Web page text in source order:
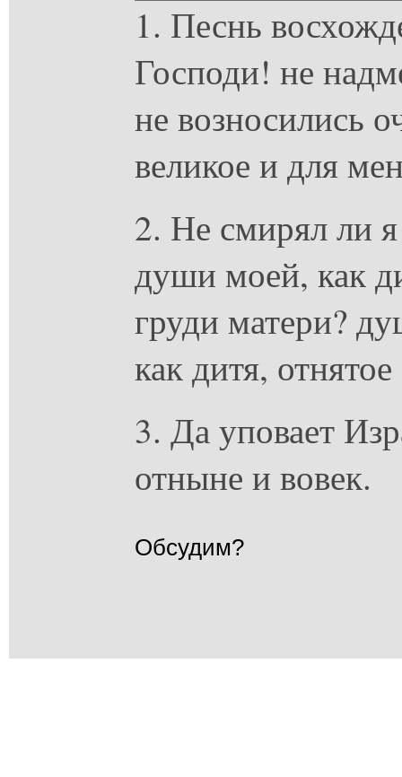
1. Песнь
Господи! не
не возносились
великое и для
2. Не смирял ли
души моей, как
груди матери?
как дитя,
3. Да уповает
отныне и вовек.
Обсудим?